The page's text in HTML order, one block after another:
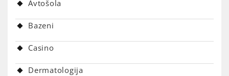
Avtošola
Bazeni
Casino
Dermatologija